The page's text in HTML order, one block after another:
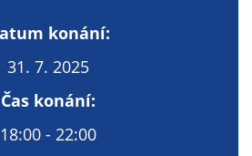
konání:
31. 7. 2025
Čas konání:
18:00 - 22:00Technické